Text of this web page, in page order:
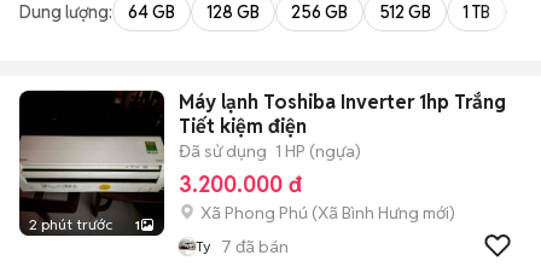
Dung lượng: 64 GB 128 GB 256 GB 512 GB 1 TB
2 phút trước 1
Máy lạnh Toshiba Inverter 1hp Trắng
Tiết kiệm điện
Đã sử dụng 1 HP (ngựa)
3.200.000 đ
Xã Phong Phú (Xã Bình Hưng mới)
Ty 7 đã bán